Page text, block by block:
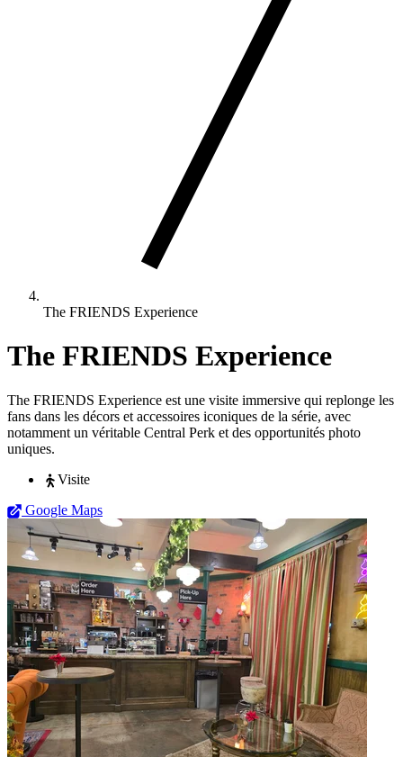
The FRIENDS Experience
The FRIENDS Experience
The FRIENDS Experience est une visite immersive qui replonge les
fans dans les décors et accessoires iconiques de la série, avec
notamment un véritable Central Perk et des opportunités photo
uniques.
Visite
Google Maps